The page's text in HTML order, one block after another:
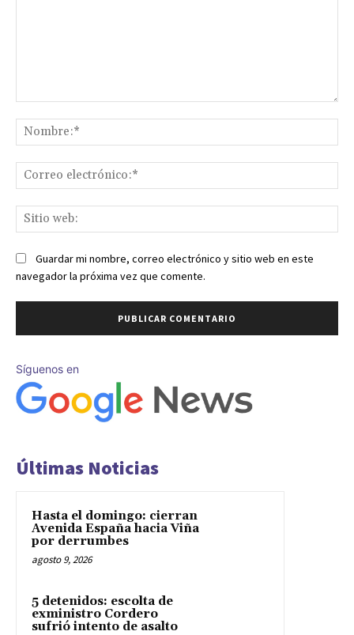
Guardar mi nombre, correo electrónico y sitio web en este
navegador la próxima vez que comente.
Síguenos en
Últimas Noticias
Hasta el domingo: cierran
Avenida España hacia Viña
por derrumbes
agosto 9, 2026
5 detenidos: escolta de
exministro Cordero
sufrió intento de asalto